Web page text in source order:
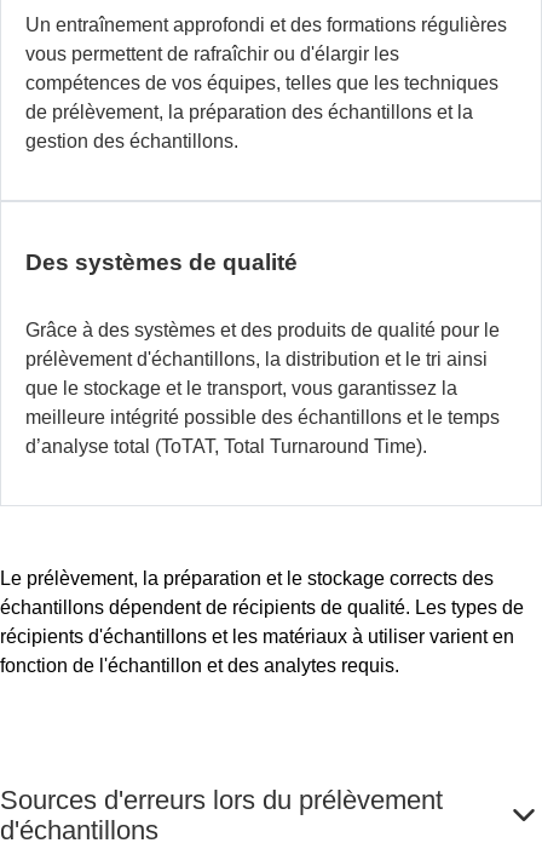
Un entraînement approfondi et des formations régulières
vous permettent de rafraîchir ou d'élargir les
compétences de vos équipes, telles que les techniques
de prélèvement, la préparation des échantillons et la
gestion des échantillons.
Des systèmes de qualité
Grâce à des systèmes et des produits de qualité pour le
prélèvement d'échantillons, la distribution et le tri ainsi
que le stockage et le transport, vous garantissez la
meilleure intégrité possible des échantillons et le temps
d’analyse total (ToTAT, Total Turnaround Time).
Le prélèvement, la préparation et le stockage corrects des
échantillons dépendent de récipients de qualité. Les types de
récipients d'échantillons et les matériaux à utiliser varient en
fonction de l'échantillon et des analytes requis.
Sources d'erreurs lors du prélèvement
d'échantillons